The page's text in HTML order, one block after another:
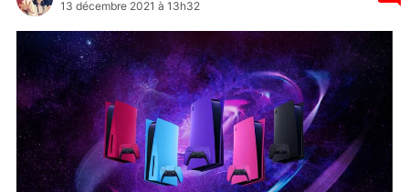
13 décembre 2021 à 13h32